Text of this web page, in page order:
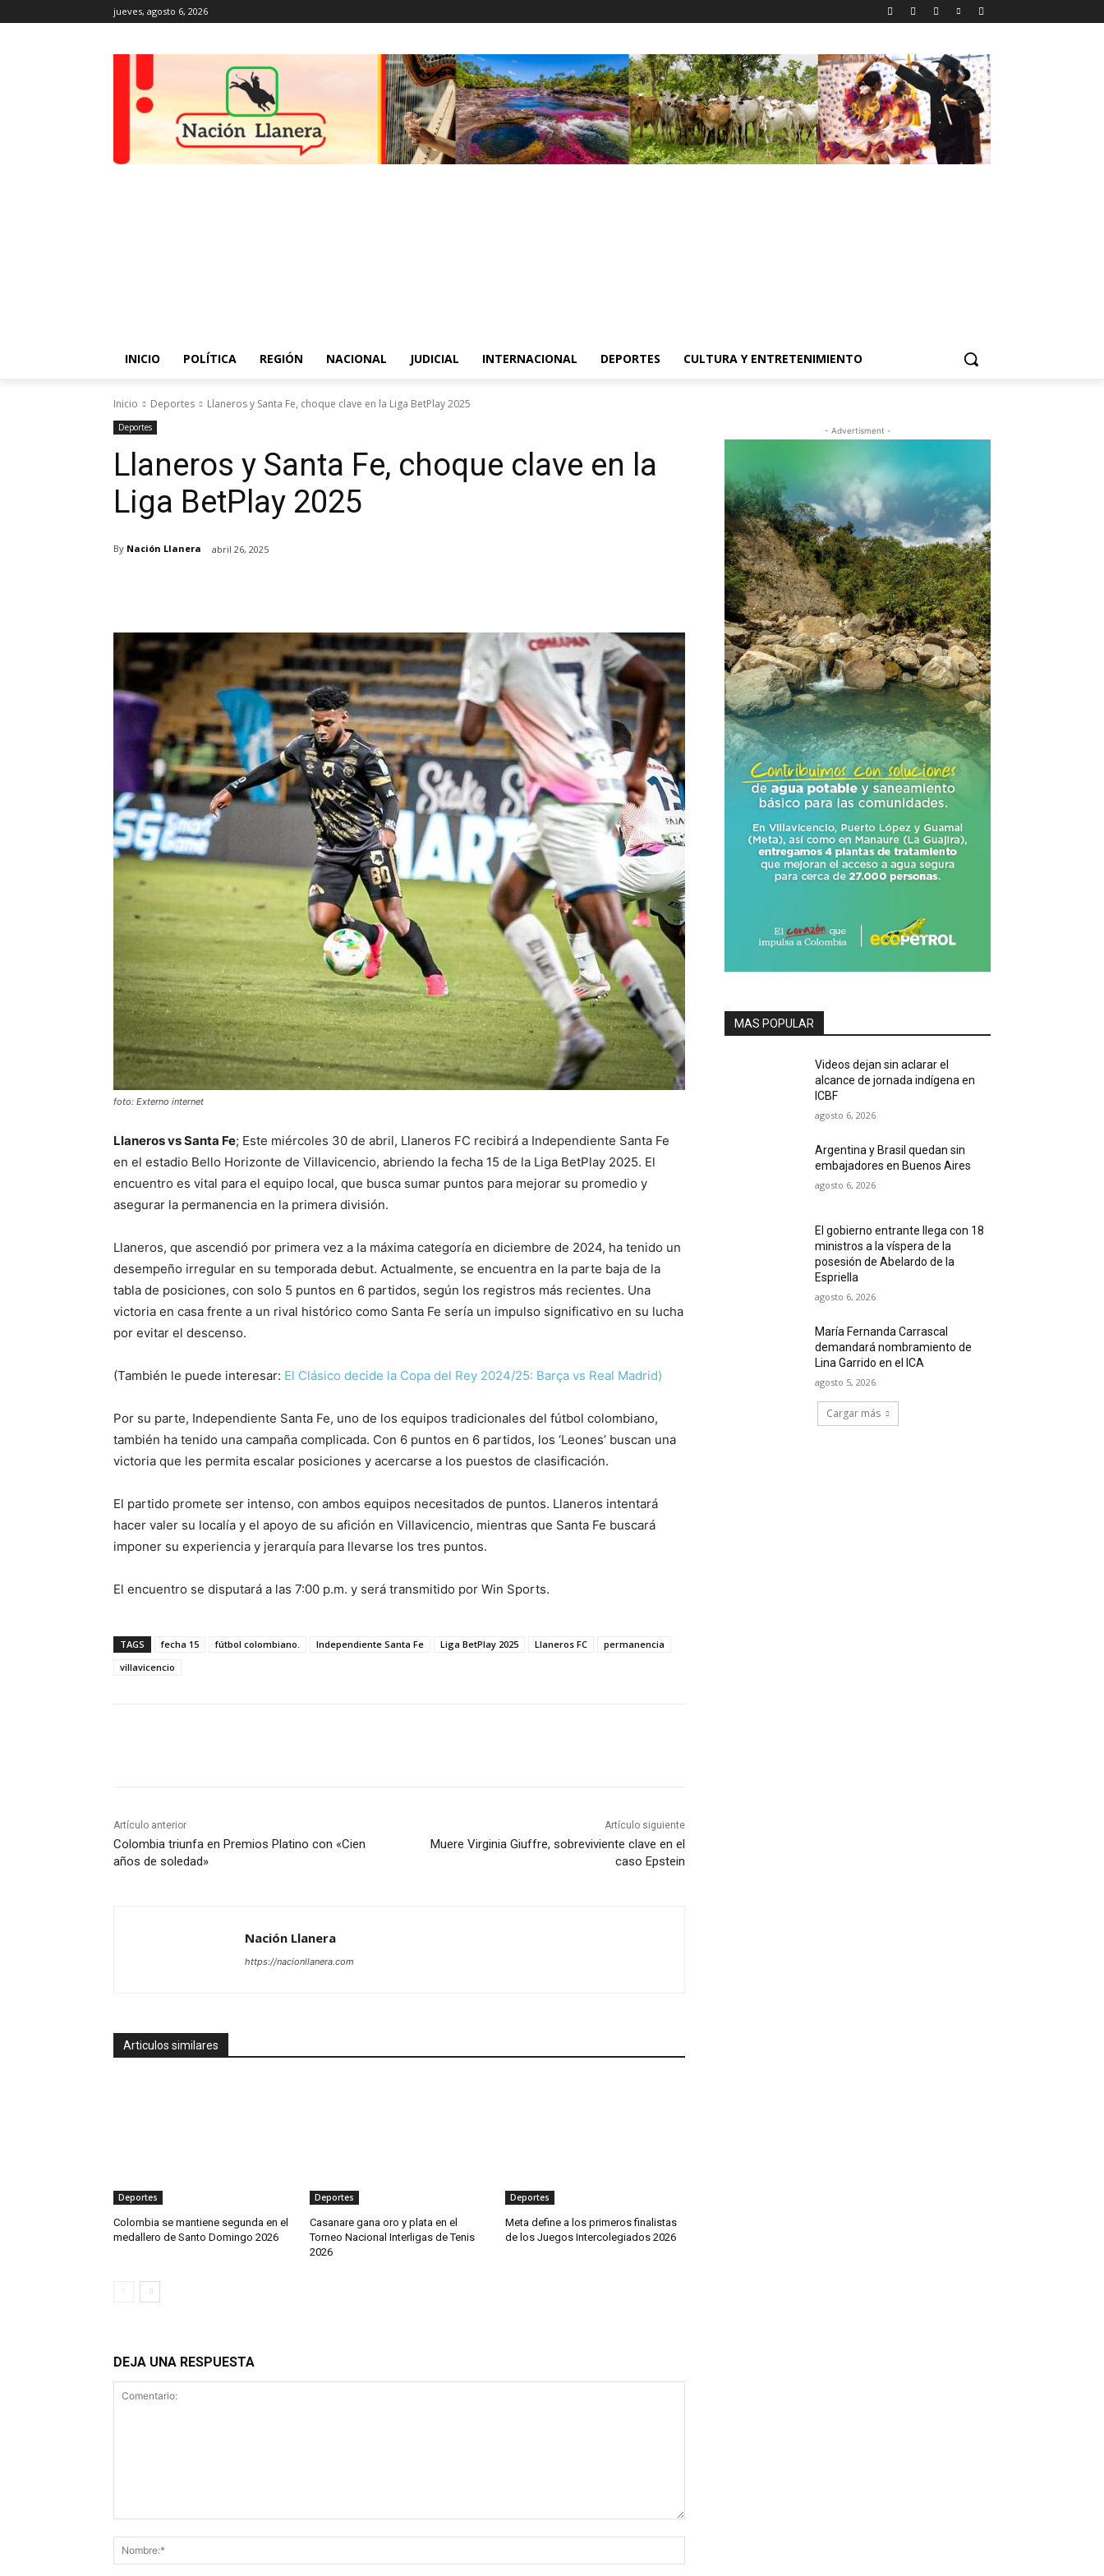
jueves, agosto 6, 2026
INICIO POLÍTICA REGIÓN NACIONAL JUDICIAL INTERNACIONAL DEPORTES CULTURA Y ENTRETENIMIENTO
Inicio Deportes Llaneros y Santa Fe, choque clave en la Liga BetPlay 2025
Deportes
Llaneros y Santa Fe, choque clave en la
Liga BetPlay 2025
By Nación Llanera abril 26, 2025
foto: Externo internet
Llaneros vs Santa Fe; Este miércoles 30 de abril, Llaneros FC recibirá a Independiente Santa Fe
en el estadio Bello Horizonte de Villavicencio, abriendo la fecha 15 de la Liga BetPlay 2025. El
encuentro es vital para el equipo local, que busca sumar puntos para mejorar su promedio y
asegurar la permanencia en la primera división.
Llaneros, que ascendió por primera vez a la máxima categoría en diciembre de 2024, ha tenido un
desempeño irregular en su temporada debut. Actualmente, se encuentra en la parte baja de la
tabla de posiciones, con solo 5 puntos en 6 partidos, según los registros más recientes. Una
victoria en casa frente a un rival histórico como Santa Fe sería un impulso significativo en su lucha
por evitar el descenso.
(También le puede interesar: El Clásico decide la Copa del Rey 2024/25: Barça vs Real Madrid)​
Por su parte, Independiente Santa Fe, uno de los equipos tradicionales del fútbol colombiano,
también ha tenido una campaña complicada. Con 6 puntos en 6 partidos, los ‘Leones’ buscan una
victoria que les permita escalar posiciones y acercarse a los puestos de clasificación.
El partido promete ser intenso, con ambos equipos necesitados de puntos. Llaneros intentará
hacer valer su localía y el apoyo de su afición en Villavicencio, mientras que Santa Fe buscará
imponer su experiencia y jerarquía para llevarse los tres puntos.
El encuentro se disputará a las 7:00 p.m. y será transmitido por Win Sports.
TAGS fecha 15 fútbol colombiano. Independiente Santa Fe Liga BetPlay 2025 Llaneros FC
permanencia
villavicencio
Artículo anterior
Colombia triunfa en Premios Platino con «Cien
años de soledad»
Artículo siguiente
Muere Virginia Giuffre, sobreviviente clave en el
caso Epstein
Nación Llanera
https://nacionllanera.com
Articulos similares
Deportes
Colombia se mantiene segunda en el
medallero de Santo Domingo 2026
Deportes
Casanare gana oro y plata en el
Torneo Nacional Interligas de Tenis
2026
Deportes
Meta define a los primeros finalistas
de los Juegos Intercolegiados 2026
DEJA UNA RESPUESTA
- Advertisment -
MAS POPULAR
Videos dejan sin aclarar el
alcance de jornada indígena en
ICBF
agosto 6, 2026
Argentina y Brasil quedan sin
embajadores en Buenos Aires
agosto 6, 2026
El gobierno entrante llega con 18
ministros a la víspera de la
posesión de Abelardo de la
Espriella
agosto 6, 2026
María Fernanda Carrascal
demandará nombramiento de
Lina Garrido en el ICA
agosto 5, 2026
Cargar más